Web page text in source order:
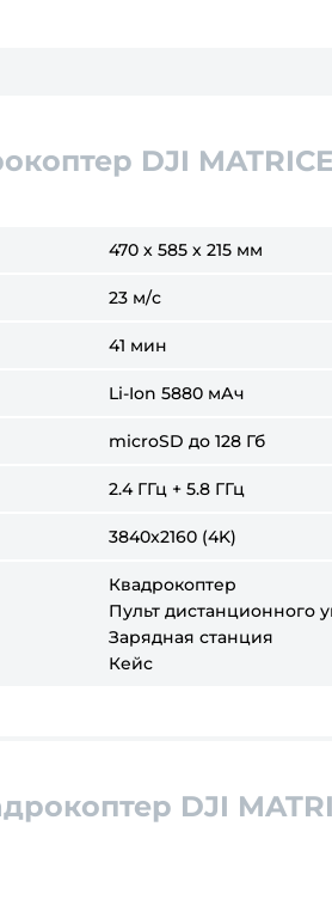
DJI
470 х 585 х 215 мм
23 м/с
41 мин
Li-Ion 5880 мАч
microSD до 128 Гб
2.4 ГГц + 5.8 ГГц
3840x2160 (4K)
Квадрокоптер
Пульт дистанционного
Зарядная станция
Кейс
DJI